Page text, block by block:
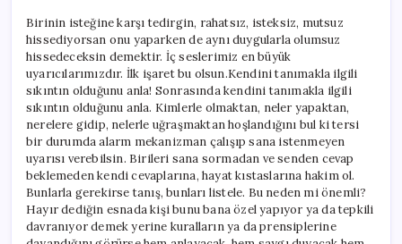
Birinin isteğine karşı tedirgin, rahatsız, isteksiz, mutsuz
hissediyorsan onu yaparken de aynı duygularla olumsuz
hissedeceksin demektir. İç seslerimiz en büyük
uyarıcılarımızdır. İlk işaret bu olsun.Kendini tanımakla ilgili
sıkıntın olduğunu anla! Sonrasında kendini tanımakla ilgili
sıkıntın olduğunu anla. Kimlerle olmaktan, neler yapaktan,
nerelere gidip, nelerle uğraşmaktan hoşlandığını bul ki tersi
bir durumda alarm mekanizman çalışıp sana istenmeyen
uyarısı verebilsin. Birileri sana sormadan ve senden cevap
beklemeden kendi cevaplarına, hayat kıstaslarına hakim ol.
Bunlarla gerekirse tanış, bunları listele. Bu neden mi önemli?
Hayır dediğin esnada kişi bunu bana özel yapıyor ya da tepkili
davranıyor demek yerine kuralların ya da prensiplerine